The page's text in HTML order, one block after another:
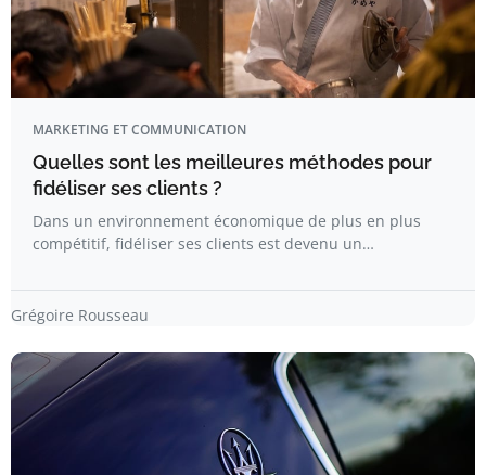
MARKETING ET COMMUNICATION
Quelles sont les meilleures méthodes pour
fidéliser ses clients ?
Dans un environnement économique de plus en plus
compétitif, fidéliser ses clients est devenu un…
Grégoire Rousseau